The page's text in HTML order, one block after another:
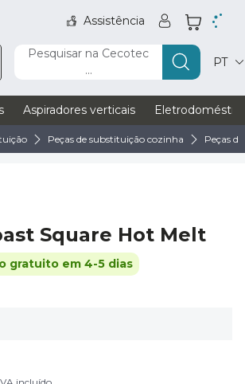
Assistência
Pesquisar na Cecotec
...
PT
Aspiradores verticais
Peças de substituição cozinha Peças
Square Hot Melt
gratuito em 4-5 dias